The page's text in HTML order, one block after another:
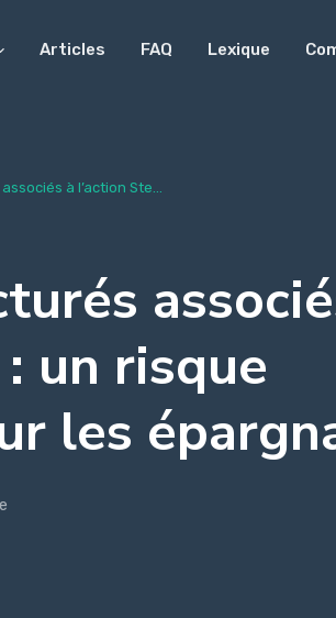
Articles FAQ Lexique
à l’action Ste...
un risque
les